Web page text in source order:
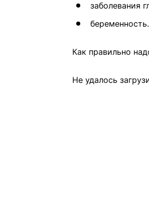
заболевания
беременность.
Как правильно
Не удалось